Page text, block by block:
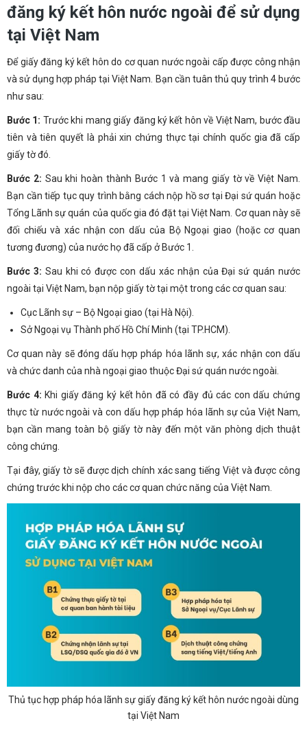
đăng ký kết hôn nước ngoài để sử dụng
tại Việt Nam
Để giấy đăng ký kết hôn do cơ quan nước ngoài cấp được công nhận
và sử dụng hợp pháp tại Việt Nam. Bạn cần tuân thủ quy trình 4 bước
như sau:
Bước 1: Trước khi mang giấy đăng ký kết hôn về Việt Nam, bước đầu
tiên và tiên quyết là phải xin chứng thực tại chính quốc gia đã cấp
giấy tờ đó.
Bước 2: Sau khi hoàn thành Bước 1 và mang giấy tờ về Việt Nam.
Bạn cần tiếp tục quy trình bằng cách nộp hồ sơ tại Đại sứ quán hoặc
Tổng Lãnh sự quán của quốc gia đó đặt tại Việt Nam. Cơ quan này sẽ
đối chiếu và xác nhận con dấu của Bộ Ngoại giao (hoặc cơ quan
tương đương) của nước họ đã cấp ở Bước 1.
Bước 3: Sau khi có được con dấu xác nhận của Đại sứ quán nước
ngoài tại Việt Nam, bạn nộp giấy tờ tại một trong các cơ quan sau:
Cục Lãnh sự – Bộ Ngoại giao (tại Hà Nội).
Sở Ngoại vụ Thành phố Hồ Chí Minh (tại TP.HCM).
Cơ quan này sẽ đóng dấu hợp pháp hóa lãnh sự, xác nhận con dấu
và chức danh của nhà ngoại giao thuộc Đại sứ quán nước ngoài.
Bước 4: Khi giấy đăng ký kết hôn đã có đầy đủ các con dấu chứng
thực từ nước ngoài và con dấu hợp pháp hóa lãnh sự của Việt Nam,
bạn cần mang toàn bộ giấy tờ này đến một văn phòng dịch thuật
công chứng.
Tại đây, giấy tờ sẽ được dịch chính xác sang tiếng Việt và được công
chứng trước khi nộp cho các cơ quan chức năng của Việt Nam.
Thủ tục hợp pháp hóa lãnh sự giấy đăng ký kết hôn nước ngoài dùng
tại Việt Nam